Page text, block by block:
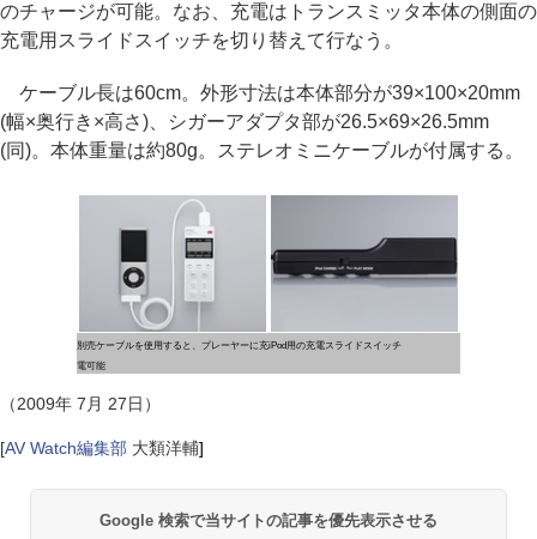
のチャージが可能。なお、充電はトランスミッタ本体の側面の
充電用スライドスイッチを切り替えて行なう。
ケーブル長は60cm。外形寸法は本体部分が39×100×20mm
(幅×奥行き×高さ)、シガーアダプタ部が26.5×69×26.5mm
(同)。本体重量は約80g。ステレオミニケーブルが付属する。
別売ケーブルを使用すると、プレーヤーに充
電可能
iPod用の充電スライドスイッチ
（2009年 7月 27日）
[AV Watch編集部 大類洋輔]
Google 検索で当サイトの記事を優先表示させる